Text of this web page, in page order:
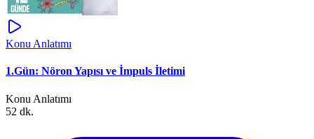
Konu Anlatımı
1.Gün: Nöron Yapısı ve İmpuls İletimi
Konu Anlatımı
52 dk.